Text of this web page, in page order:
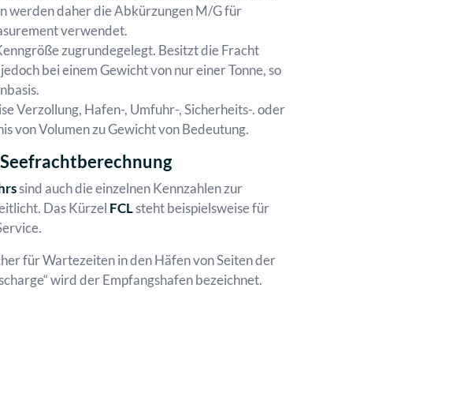
werden daher die Abkürzungen M/G für
verwendet.
zugrundegelegt. Besitzt die Fracht
bei einem Gewicht von nur einer Tonne, so
Verzollung, Hafen-, Umfuhr-, Sicherheits-. oder
von Volumen zu Gewicht von Bedeutung.
sind auch die einzelnen Kennzahlen zur
Das Kürzel FCLsteht beispielsweise für
für Wartezeiten in den Häfen von Seiten der
wird der Empfangshafen bezeichnet.